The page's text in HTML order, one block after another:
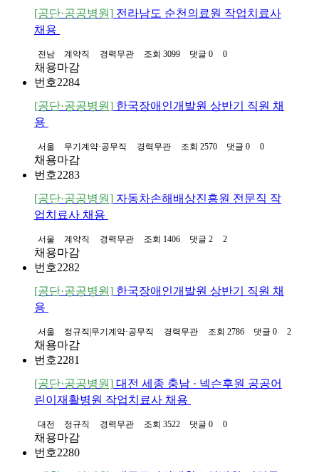
[공단·공공병원] 전라남도 순천의료원 작업치료사
채용
전남 계약직 경력무관 조회 3099 댓글 0 0
채용마감
번호2284
[공단·공공병원] 한국장애인개발원 상반기 직원 채
용
서울 무기계약·공무직 경력무관 조회 2570 댓글 0 0
채용마감
번호2283
[공단·공공병원] 자동차손해배상진흥원 전문직 작
업치료사 채용
서울 계약직 경력무관 조회 1406 댓글 2 2
채용마감
번호2282
[공단·공공병원] 한국장애인개발원 상반기 직원 채
용
서울 정규직|무기계약·공무직 경력무관 조회 2786 댓글 0 2
채용마감
번호2281
[공단·공공병원] 대전 세종 충남 · 넥슨후원 공공어
린이재활병원 작업치료사 채용
대전 정규직 경력무관 조회 3522 댓글 0 0
채용마감
번호2280